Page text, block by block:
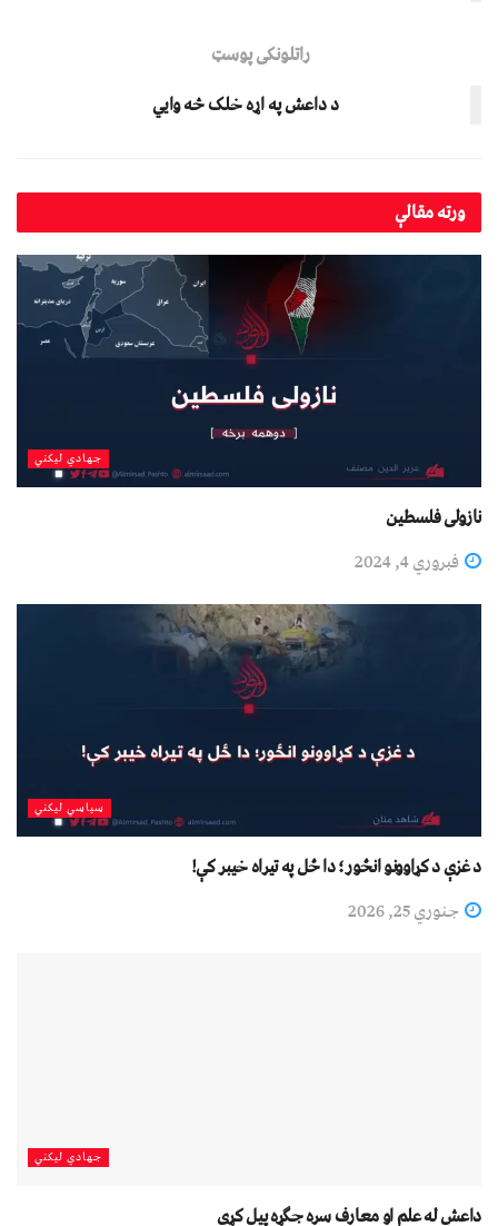
راتلونکی پوسټ
د داعش په اړه خلک څه وايي
ورتهمقالې
جهادي لیکني
نازولی فلسطين
فبروري 4, 2024
سیاسي لیکني
د غزې د کړاوونو انځور؛ دا ځل په تیراه خیبر کې!
جنوري 25, 2026
جهادي لیکني
داعش له علم او معارف سره جګړه پيل کړې